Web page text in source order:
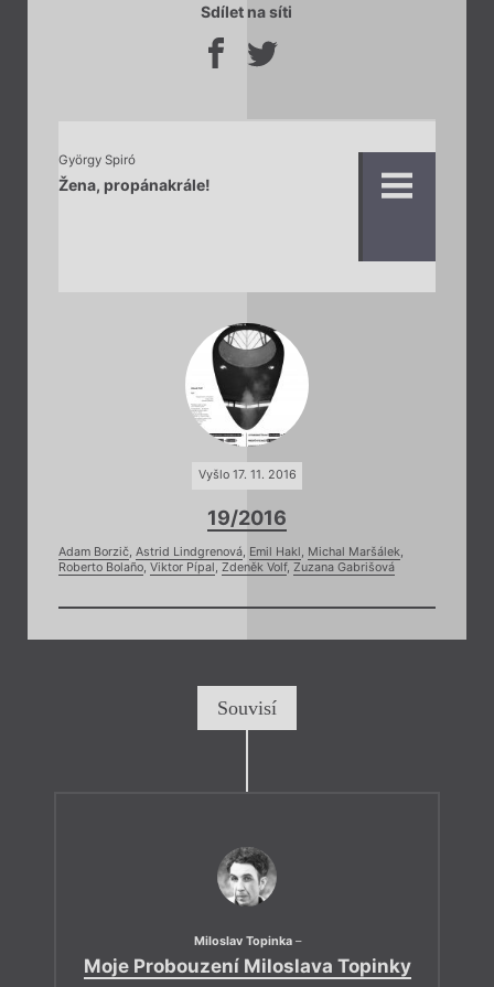
Sdílet na síti
György Spiró
Žena, propánakrále!
Vyšlo 17. 11. 2016
19/2016
Adam Borzič, Astrid Lindgrenová, Emil Hakl, Michal Maršálek,
Roberto Bolaño, Viktor Pípal, Zdeněk Volf, Zuzana Gabrišová
Souvisí
Miloslav Topinka–
Moje Probouzení Miloslava Topinky